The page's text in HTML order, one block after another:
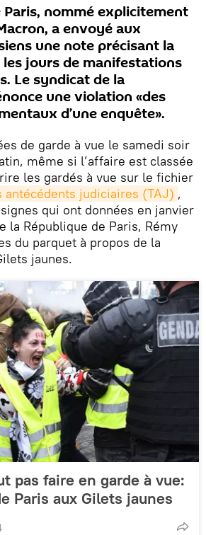
nommé explicitement
a envoyé aux
une note précisant la
jours de manifestations
Le syndicat de la
une violation «des
d’une enquête».
de garde à vue le samedi soir
même si l’affaire est classée
les gardés à vue sur le fichier
antécédents judiciaires (TAJ) ,
qui ont données en janvier
la République de Paris, Rémy
du parquet à propos de la
jaunes.
pas faire en garde à vue:
Paris aux Gilets jaunes